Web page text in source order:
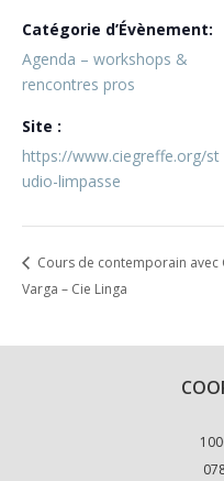
Catégorie d’Évènement:
Agenda – workshops &
rencontres pros
Site :
https://www.ciegreffe.org/st
udio-limpasse
Cours de contemporain avec
Varga – Cie Linga